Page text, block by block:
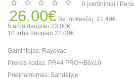
0 įvertinimai /
26.00€ Be mokesčių: 21.49€
5 arba daugiau 23.00€
10 arba daugiau 22.00€
Gamintojas: Rayovac
Prekės kodas: PR44 PRO+/B6x10
Prieinamumas: Sandėlyje